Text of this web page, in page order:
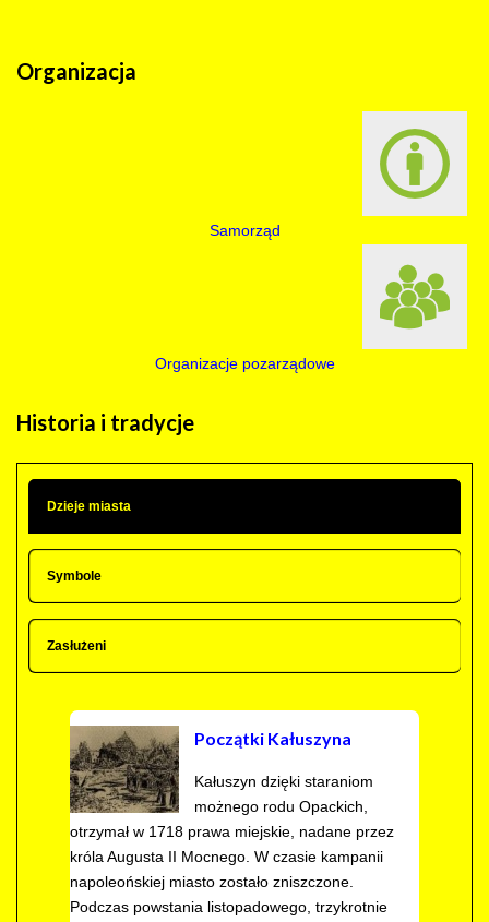
Organizacja
Samorząd
Organizacje pozarządowe
Historia i tradycje
Dzieje miasta
Symbole
Zasłużeni
Początki Kałuszyna
Kałuszyn dzięki staraniom
możnego rodu Opackich,
otrzymał w 1718 prawa miejskie, nadane przez
króla Augusta II Mocnego. W czasie kampanii
napoleońskiej miasto zostało zniszczone.
Podczas powstania listopadowego, trzykrotnie